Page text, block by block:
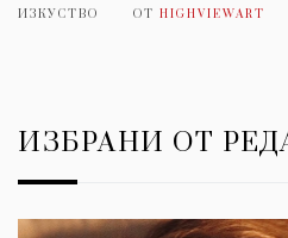
ИЗКУСТВО ОТ HIGHVIEWART
ИЗБРАНИ ОТ